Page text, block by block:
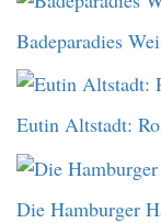
Badeparadies
Eutin Altstadt:
Die Hamburger